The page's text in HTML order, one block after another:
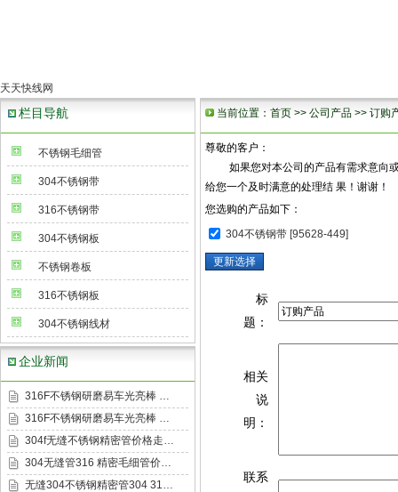
天天快线网
栏目导航
不锈钢毛细管
304不锈钢带
316不锈钢带
304不锈钢板
不锈钢卷板
316不锈钢板
304不锈钢线材
企业新闻
316F不锈钢研磨易车光亮棒 …
316F不锈钢研磨易车光亮棒 …
304f无缝不锈钢精密管价格走…
304无缝管316 精密毛细管价…
无缝304不锈钢精密管304 31…
当前位置： 首页 >> 公司产品 >> 订购
尊敬的客户：
如果您对本公司的产品有需求意向或
给您一个及时满意的处理结 果！谢谢！
您选购的产品如下：
304不锈钢带 [95628-449]
标
题：
相关
说
明：
联系